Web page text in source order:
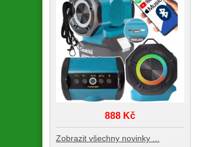
888 Kč
Zobrazit všechny novinky ...